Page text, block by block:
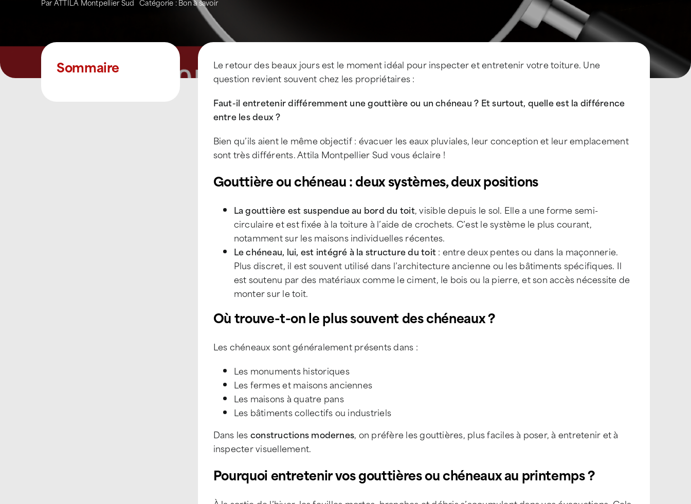
ParATTILA Montpellier Sud Catégorie :Bon à savoir
Sommaire
Le retour des beaux jours est le moment idéal pour inspecter et entretenir votre toiture. Une
question revient souvent chez les propriétaires :
Faut-il entretenir différemment une gouttière ou un chéneau ? Et surtout, quelle est la différence
entre les deux ?
Bien qu’ils aient le même objectif : évacuer les eaux pluviales, leur conception et leur emplacement
sont très différents. Attila Montpellier Sud vous éclaire !
Gouttière ou chéneau : deux systèmes, deux positions
La gouttière est suspendue au bord du toit, visible depuis le sol. Elle a une forme semi-
circulaire et est fixée à la toiture à l’aide de crochets. C’est le système le plus courant,
notamment sur les maisons individuelles récentes.
Le chéneau, lui, est intégré à la structure du toit: entre deux pentes ou dans la maçonnerie.
Plus discret, il est souvent utilisé dans l’architecture ancienne ou les bâtiments spécifiques. Il
est soutenu par des matériaux comme le ciment, le bois ou la pierre, et son accès nécessite de
monter sur le toit.
Où trouve-t-on le plus souvent des chéneaux ?
Les chéneaux sont généralement présents dans :
Les monuments historiques
Les fermes et maisons anciennes
Les maisons à quatre pans
Les bâtiments collectifs ou industriels
Dans lesconstructions modernes, on préfère les gouttières, plus faciles à poser, à entretenir et à
inspecter visuellement.
Pourquoi entretenir vos gouttières ou chéneaux au printemps ?